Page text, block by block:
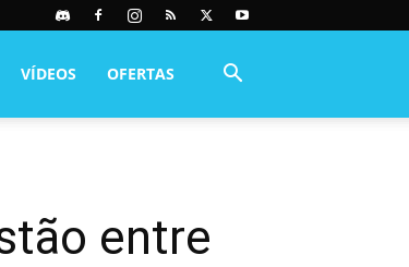
VÍDEOS OFERTAS
entre